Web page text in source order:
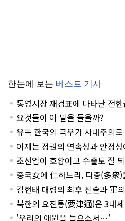
한눈에 보는 베스트 기사
통영시장 재검표에 나타난 전
요것들이 이 말을 들을까?
유독 한국의 극우가 사대주의
이제는 정권의 연속성과 안정
조선업이 호황이고 수출도 잘
중국女에 仁하느라, 다중(多衆
김현태 대령의 최후 진술과 軍
북한의 요진통(要津通)은 3대
'우리의 애원을 들으소서…'